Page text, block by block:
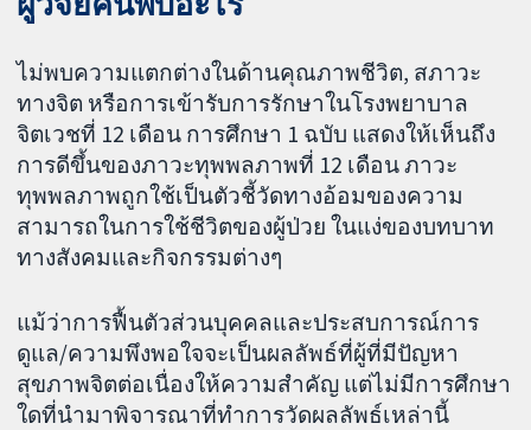
ไม่พบความแตกต่างในด้านคุณภาพชีวิต, สภาวะ
ทางจิต หรือการเข้ารับการรักษาในโรงพยาบาล
จิตเวชที่ 12 เดือน การศึกษา 1 ฉบับ แสดงให้เห็นถึง
การดีขึ้นของภาวะทุพพลภาพที่ 12 เดือน ภาวะ
ทุพพลภาพถูกใช้เป็นตัวชี้วัดทางอ้อมของความ
สามารถในการใช้ชีวิตของผู้ป่วย ในแง่ของบทบาท
ทางสังคมและกิจกรรมต่างๆ
แม้ว่าการฟื้นตัวส่วนบุคคลและประสบการณ์การ
ดูแล/ความพึงพอใจจะเป็นผลลัพธ์ที่ผู้ที่มีปัญหา
สุขภาพจิตต่อเนื่องให้ความสำคัญ แต่ไม่มีการศึกษา
ใดที่นำมาพิจารณาที่ทำการวัดผลลัพธ์เหล่านี้